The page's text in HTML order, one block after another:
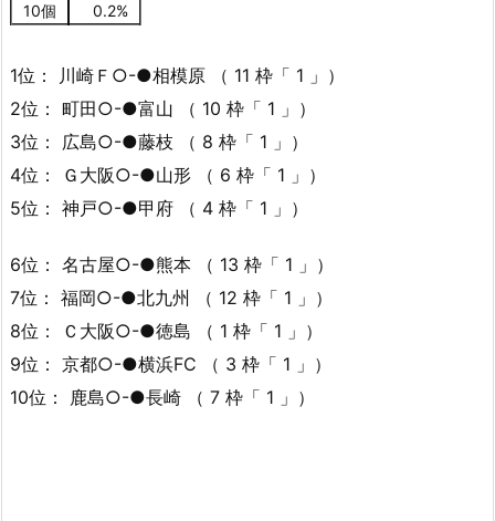
10個
0.2%
1位： 川崎Ｆ○-●相模原 （ 11 枠「 1 」）
2位： 町田○-●富山 （ 10 枠「 1 」）
3位： 広島○-●藤枝 （ 8 枠「 1 」）
4位： Ｇ大阪○-●山形 （ 6 枠「 1 」）
5位： 神戸○-●甲府 （ 4 枠「 1 」）
6位： 名古屋○-●熊本 （ 13 枠「 1 」）
7位： 福岡○-●北九州 （ 12 枠「 1 」）
8位： Ｃ大阪○-●徳島 （ 1 枠「 1 」）
9位： 京都○-●横浜FC （ 3 枠「 1 」）
10位： 鹿島○-●長崎 （ 7 枠「 1 」）